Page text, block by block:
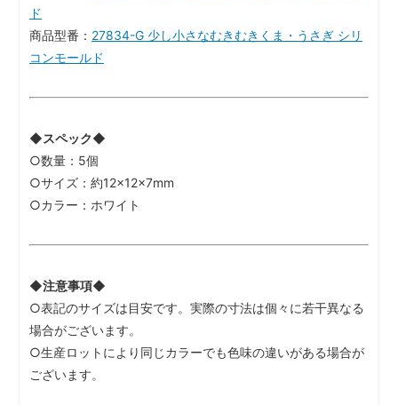
ド
商品型番： 27834-G 少し小さなむきむきくま・うさぎ シリ
コンモールド
◆スペック◆
○数量：5個
○サイズ：約12×12×7mm
○カラー：ホワイト
◆注意事項◆
○表記のサイズは目安です。実際の寸法は個々に若干異なる
場合がございます。
○生産ロットにより同じカラーでも色味の違いがある場合が
ございます。